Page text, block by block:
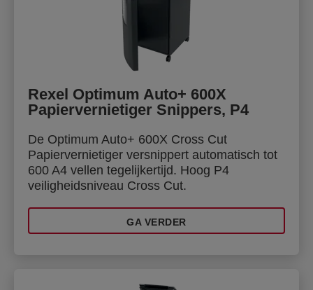
Rexel Optimum Auto+ 600X
Papiervernietiger Snippers, P4
De Optimum Auto+ 600X Cross Cut
Papiervernietiger versnippert automatisch tot
600 A4 vellen tegelijkertijd. Hoog P4
veiligheidsniveau Cross Cut.
GA VERDER